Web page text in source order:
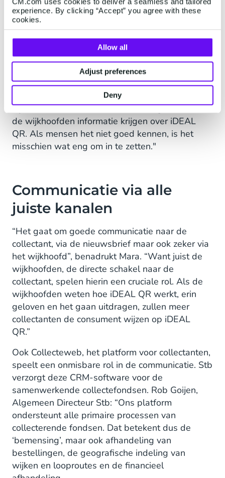
experience. By clicking “Accept” you agree with these
cookies.
Allow all
Adjust preferences
Deny
hoeveel geld er was opgehaald, dat werkte
super motiverend”.
De Nierstichting koos voor persoonlijke QR codes
voor alle collectanten. Wouter: “Communicatie is
cruciaal in dit verhaal. Er zijn 60.000 collectanten
door het land, dus die kunnen we niet allemaal
trainen. Maar je kan er wel voor zorgen dat ze
bijvoorbeeld via het collectantenmagazine en via
de wijkhoofden informatie krijgen over iDEAL
QR. Als mensen het niet goed kennen, is het
misschien wat eng om in te zetten."
Communicatie via alle
juiste kanalen
“Het gaat om goede communicatie naar de
collectant, via de nieuwsbrief maar ook zeker via
het wijkhoofd”, benadrukt Mara. “Want juist de
wijkhoofden, de directe schakel naar de
collectant, spelen hierin een cruciale rol. Als de
wijkhoofden weten hoe iDEAL QR werkt, erin
geloven en het gaan uitdragen, zullen meer
collectanten de consument wijzen op iDEAL
QR.”
Ook Collecteweb, het platform voor collectanten,
speelt een onmisbare rol in de communicatie. Stb
verzorgt deze CRM-software voor de
samenwerkende collectefondsen. Rob Goijen,
Algemeen Directeur Stb: “Ons platform
ondersteunt alle primaire processen van
collecterende fondsen. Dat betekent dus de
‘bemensing’, maar ook afhandeling van
bestellingen, de geografische indeling van
wijken en looproutes en de financieel